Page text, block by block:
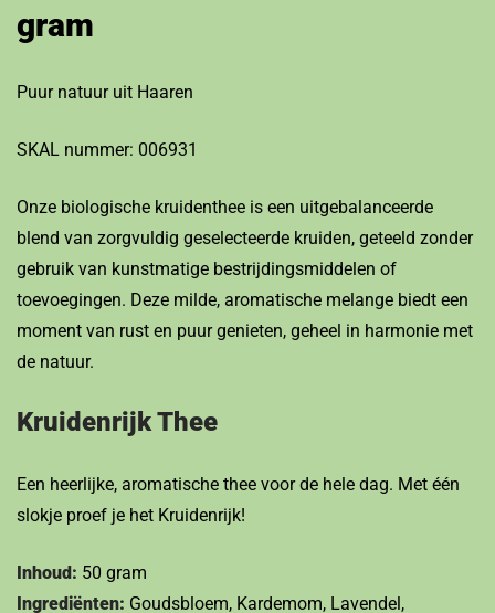
gram
Puur natuur uit Haaren
SKAL nummer: 006931
Onze biologische kruidenthee is een uitgebalanceerde
blend van zorgvuldig geselecteerde kruiden, geteeld zonder
gebruik van kunstmatige bestrijdingsmiddelen of
toevoegingen. Deze milde, aromatische melange biedt een
moment van rust en puur genieten, geheel in harmonie met
de natuur.
Kruidenrijk Thee
Een heerlijke, aromatische thee voor de hele dag. Met één
slokje proef je het Kruidenrijk!
Inhoud: 50 gram
Ingrediënten: Goudsbloem, Kardemom, Lavendel,